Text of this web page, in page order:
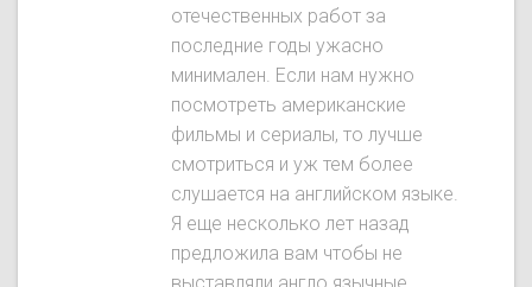
отечественных работ за
последние годы ужасно
минимален. Если нам нужно
посмотреть американские
фильмы и сериалы, то лучше
смотриться и уж тем более
слушается на английском языке.
Я еще несколько лет назад
предложила вам чтобы не